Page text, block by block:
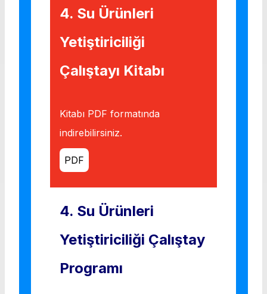
4. Su Ürünleri
Yetiştiriciliği
Çalıştayı Kitabı
Kitabı PDF formatında
indirebilirsiniz.
PDF
4. Su Ürünleri
Yetiştiriciliği Çalıştay
Programı